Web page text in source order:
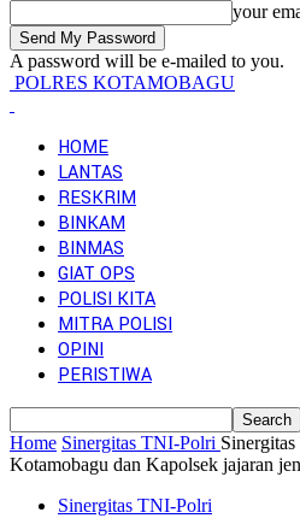
your
A password will be e-mailed to you.
POLRES KOTAMOBAGU
HOME
LANTAS
RESKRIM
BINKAM
BINMAS
GIAT OPS
POLISI KITA
MITRA POLISI
OPINI
PERISTIWA
Home Sinergitas TNI-Polri
Kotamobagu dan Kapolsek jajaran
Sinergitas TNI-Polri